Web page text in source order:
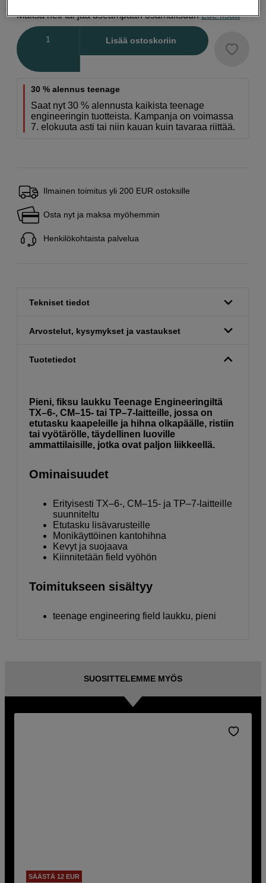
Maksa heti tai jaa useampaan osamaksuun Lue lisää
Lisää ostoskoriin
30 % alennus teenage
Saat nyt 30 % alennusta kaikista teenage
engineeringin tuotteista. Kampanja on voimassa
7. elokuuta asti tai niin kauan kuin tavaraa riittää.
Ilmainen toimitus yli 200 EUR ostoksille
Osta nyt ja maksa myöhemmin
Henkilökohtaista palvelua
Tekniset tiedot
Arvostelut, kysymykset ja vastaukset
Tuotetiedot
Pieni, fiksu laukku Teenage Engineeringiltä
TX–6-, CM–15- tai TP–7-laitteille, jossa on
etutasku kaapeleille ja hihna olkapäälle, ristiin
tai vyötärölle, täydellinen luoville
ammattilaisille, jotka ovat paljon liikkeellä.
Ominaisuudet
Erityisesti TX–6-, CM–15- ja TP–7-laitteille
suunniteltu
Etutasku lisävarusteille
Monikäyttöinen kantohihna
Kevyt ja suojaava
Kiinnitetään field vyöhön
Toimitukseen sisältyy
teenage engineering field laukku, pieni
SUOSITTELEMME MYÖS
SÄÄSTÄ 12 EUR